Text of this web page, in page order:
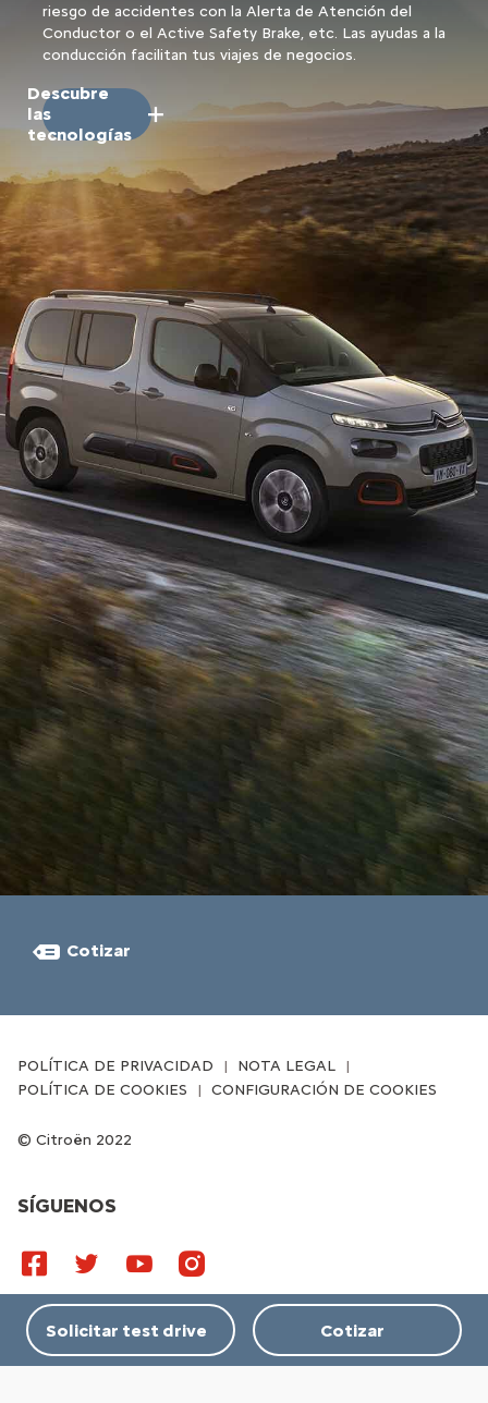
riesgo de accidentes con la Alerta de Atención del
Conductor o el Active Safety Brake, etc. Las ayudas a la
conducción facilitan tus viajes de negocios.
Descubre
las
tecnologías
Solicitar test drive Cotizar
Cotizar
SÍGUENOS
Citroën 2022
POLÍTICA DE PRIVACIDAD
NOTA LEGAL
POLÍTICA DE COOKIES
CONFIGURACIÓN DE COOKIES